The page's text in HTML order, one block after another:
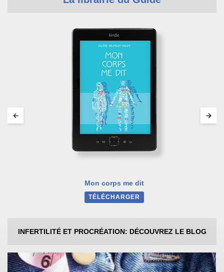
Mon corps me dit
TÉLÉCHARGER
INFERTILITÉ ET PROCRÉATION: DÉCOUVREZ LE BLOG